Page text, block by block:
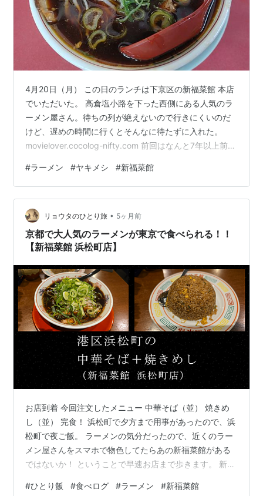
4月20日（月） この日のランチは下京区の新福菜館 本店
でいただいた。 高倉塩小路を下った西側にある人気のラ
ーメン屋さん。待ちの列が絶えないので行きにくいのだ
けど、遅めの時間に行くとそんなに待たずに入れた。
movielover.cocolog-nifty.com 前回はなんと7年以上前で
ただいたのは中華そば（小）800円。トッピングは叉焼
にねぎともやし。しっかり味のしみた叉焼が美味しい。
漆黒のスープは見た目ほど濃くない。麺は中太のストレ
ートで、けっこう柔らかい。普通に美味しいが並ぶほど
かというと・・・。 美味しいと評判のヤキメシ600円
も…
#ラーメン #ヤキメシ #新福菜館
リョウタのひとり旅 • 5ヶ月前
京都で大人気のラーメンが東京で食べられる！！
【新福菜館 浜松町店】
お店到着 今回注文したメニュー 中華そば（並） 焼きめ
し（並） 完食！ 浜松町で夕方まで用事があったので、浜
松町で夜ご飯。 ラーメンの気分だったので、近くのラー
メン屋さんをスマホで物色してたらあの新福菜館がある
ではないか！ ということで早速お店まで歩きます。 新福
大江戸線大門駅から徒歩約3分 営業時間：
#ひとり飯 #食べログ #ラーメン #新福菜館